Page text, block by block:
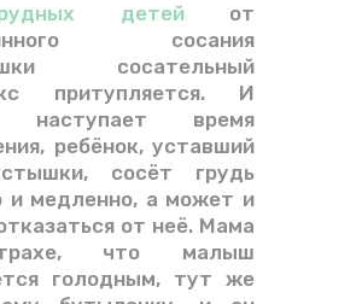
детейот
сосания
сосательный
притупляется. И
наступает время
ребёнок, уставший
сосёт грудь
и медленно, а может и
от неё. Мама
что малыш
голодным, тут же